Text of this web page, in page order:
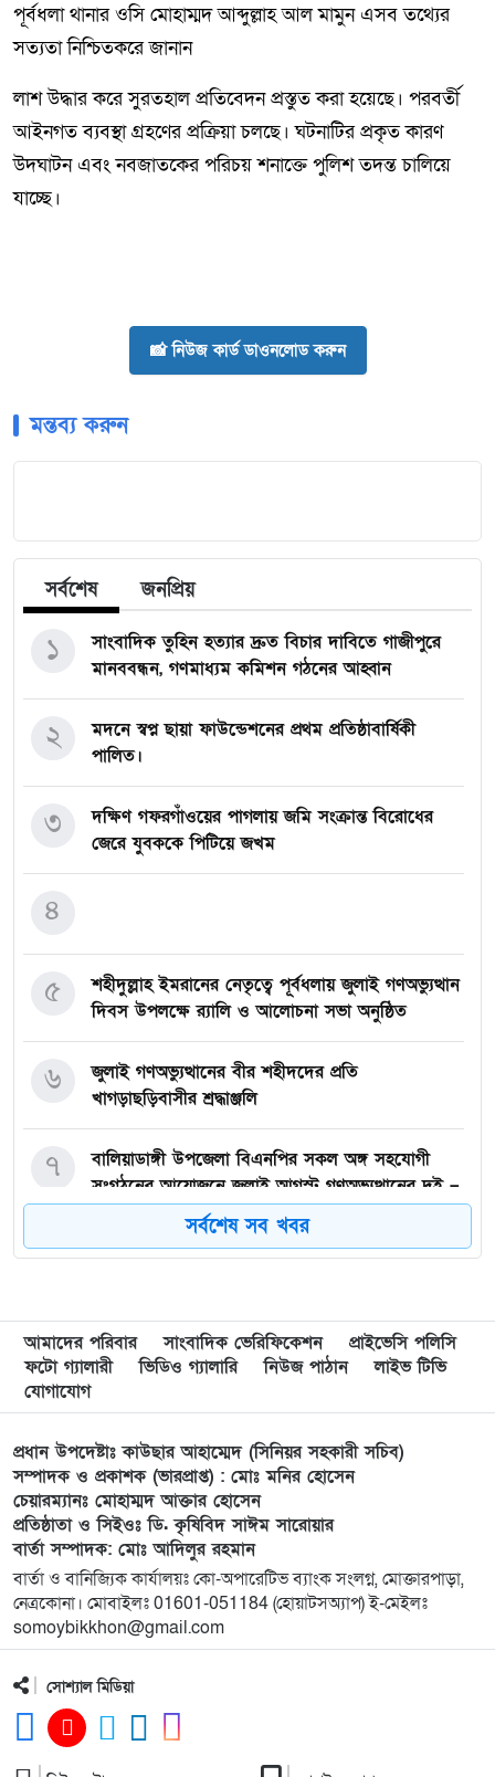
পূর্বধলা থানার ওসি মোহাম্মদ আব্দুল্লাহ আল মামুন এসব তথ্যের
সত্যতা নিশ্চিতকরে জানান
লাশ উদ্ধার করে সুরতহাল প্রতিবেদন প্রস্তুত করা হয়েছে। পরবর্তী
আইনগত ব্যবস্থা গ্রহণের প্রক্রিয়া চলছে। ঘটনাটির প্রকৃত কারণ
উদঘাটন এবং নবজাতকের পরিচয় শনাক্তে পুলিশ তদন্ত চালিয়ে
যাচ্ছে।
📸 নিউজ কার্ড ডাওনলোড করুন
মন্তব্য করুন
সর্বশেষ জনপ্রিয়
সাংবাদিক তুহিন হত্যার দ্রুত বিচার দাবিতে গাজীপুরে
মানববন্ধন, গণমাধ্যম কমিশন গঠনের আহ্বান
১
মদনে স্বপ্ন ছায়া ফাউন্ডেশনের প্রথম প্রতিষ্ঠাবার্ষিকী
পালিত।
২
দক্ষিণ গফরগাঁওয়ের পাগলায় জমি সংক্রান্ত বিরোধের
জেরে যুবককে পিটিয়ে জখম
৩
৪
শহীদুল্লাহ ইমরানের নেতৃত্বে পূর্বধলায় জুলাই গণঅভ্যুত্থান
দিবস উপলক্ষে র‍্যালি ও আলোচনা সভা অনুষ্ঠিত
৫
জুলাই গণঅভ্যুত্থানের বীর শহীদদের প্রতি
খাগড়াছড়িবাসীর শ্রদ্ধাঞ্জলি
৬
বালিয়াডাঙ্গী উপজেলা বিএনপির সকল অঙ্গ সহযোগী
সংগঠনের আয়োজনে জুলাই আগস্ট গণঅভ্যুত্থানের দুই –
বছর পূর্তি উপলক্ষে আনন্দ মিছিল ও শোভাযাত্রা অনুষ্ঠিত,
৭
লংগাইরে মোহাইমিনুল ইসলাম জনির সমর্থনে বিশাল
উঠান বৈঠক। যোগ্যতা ও নতুন নেতৃত্বের প্রতীক জনিই
সেরা
৯
মুন্সী ছাবির উদ্দিন আহ্ম্মদ ওয়াক্ ফ এস্টেট লামকাইন
জামে মসজিদের নতুন ব্যবস্থাপনা কমিটি গঠন:
১০
পূর্বধলায় যে বিদ্যালয়ে পড়েছেন, সেই বিদ্যালয়েই এমপি
হিসেবে সংবর্ধিত মানসুরা আলম
১১
বি এনপি নেতা কে মারধর দলিল লেখক রহিছ কে প্রধান
আসামি করে থানায় অভিযোগ। ‎
১২
পানছড়িতে শিক্ষা ও ধর্মীয় প্রতিষ্ঠানে বিজিবির অনুদান
১৩
সর্বশেষ সব খবর
আমাদের পরিবার সাংবাদিক ভেরিফিকেশন
প্রাইভেসি পলিসি
ফটো গ্যালারী
ভিডিও গ্যালারি নিউজ পাঠান
লাইভ টিভি
যোগাযোগ
প্রধান উপদেষ্টাঃ কাউছার আহাম্মেদ (সিনিয়র সহকারী সচিব)
সম্পাদক ও প্রকাশক (ভারপ্রাপ্ত) : মোঃ মনির হোসেন
চেয়ারম্যানঃ মোহাম্মদ আক্তার হোসেন
প্রতিষ্ঠাতা ও সিইওঃ ডি. কৃষিবিদ সাঈম সারোয়ার
বার্তা সম্পাদক: মোঃ আদিলুর রহমান
বার্তা ও বানিজ্যিক কার্যালয়ঃ কো-অপারেটিভ ব্যাংক সংলগ্ন, মোক্তারপাড়া,
নেত্রকোনা। মোবাইলঃ 01601-051184 (হোয়াটসঅ্যাপ) ই-মেইলঃ
somoybikkhon@gmail.com
সোশ্যাল মিডিয়া